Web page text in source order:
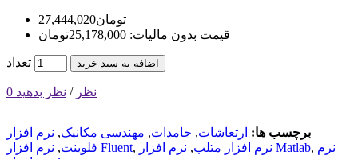
27,444,020تومان
قیمت بدون مالیات: 25,178,000تومان
تعداد اضافه به سبد خرید
0 نظر / نظر بدهید
برچسب ها: ارتعاشات, جامدات, مهندسی مکانیک, نرم افزار
فلوینت, نرم افزار Fluent, نرم افزار متلب, نرم افزار Matlab, نرم